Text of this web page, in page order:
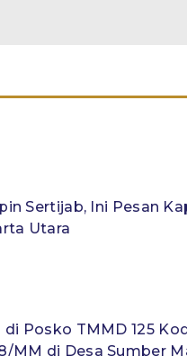
Sertijab, Ini Pesan
Utara
di Posko TMMD 125
MM di Desa Sumber